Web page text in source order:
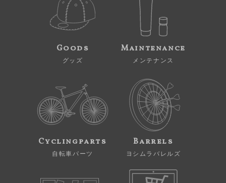
Goods
グッズ
Maintenance
メンテナンス
Cyclingparts
自転車パーツ
Barrels
ヨシムラバレルズ